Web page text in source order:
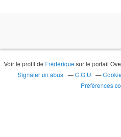
Voir le profil de Frédérique sur le portail
Signaler un abus
C.G.U.
Préférences